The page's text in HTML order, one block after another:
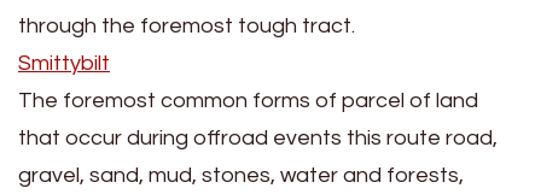
through the foremost tough tract.
Smittybilt
The foremost common forms of parcel of land
that occur during offroad events this route road,
gravel, sand, mud, stones, water and forests,